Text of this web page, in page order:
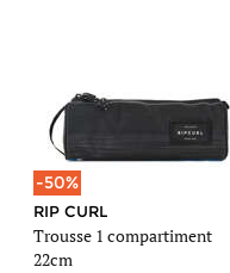
-50%
RIP CURL
Trousse 1 compartiment
22cm